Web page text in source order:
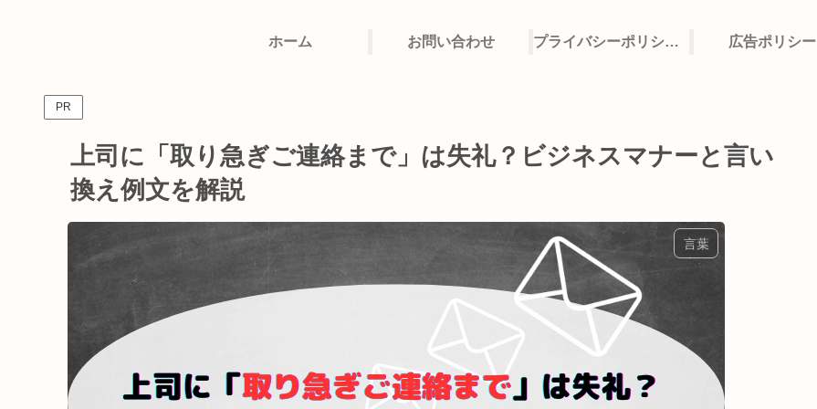
ホーム お問い合わせ プライバシーポリシー・免責事項 広告ポリシー
PR
上司に「取り急ぎご連絡まで」は失礼？ビジネスマナーと言い
換え例文を解説
言葉